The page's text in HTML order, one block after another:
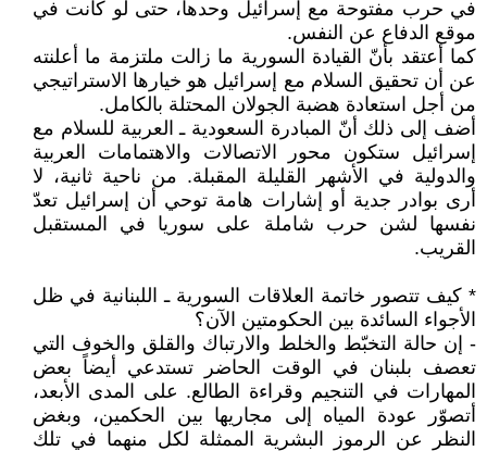
في حرب مفتوحة مع إسرائيل وحدها، حتى لو كانت في
موقع الدفاع عن النفس.
كما أعتقد بأنّ القيادة السورية ما زالت ملتزمة ما أعلنته
عن أن تحقيق السلام مع إسرائيل هو خيارها الاستراتيجي
من أجل استعادة هضبة الجولان المحتلة بالكامل.
أضف إلى ذلك أنّ المبادرة السعودية ـ العربية للسلام مع
إسرائيل ستكون محور الاتصالات والاهتمامات العربية
والدولية في الأشهر القليلة المقبلة. من ناحية ثانية، لا
أرى بوادر جدية أو إشارات هامة توحي أن إسرائيل تعدّ
نفسها لشن حرب شاملة على سوريا في المستقبل
القريب.
* كيف تتصور خاتمة العلاقات السورية ـ اللبنانية في ظل
الأجواء السائدة بين الحكومتين الآن؟
- إن حالة التخبّط والخلط والارتباك والقلق والخوف التي
تعصف بلبنان في الوقت الحاضر تستدعي أيضاً بعض
المهارات في التنجيم وقراءة الطالع. على المدى الأبعد،
أتصوّر عودة المياه إلى مجاريها بين الحكمين، وبغض
النظر عن الرموز البشرية الممثلة لكل منهما في تلك